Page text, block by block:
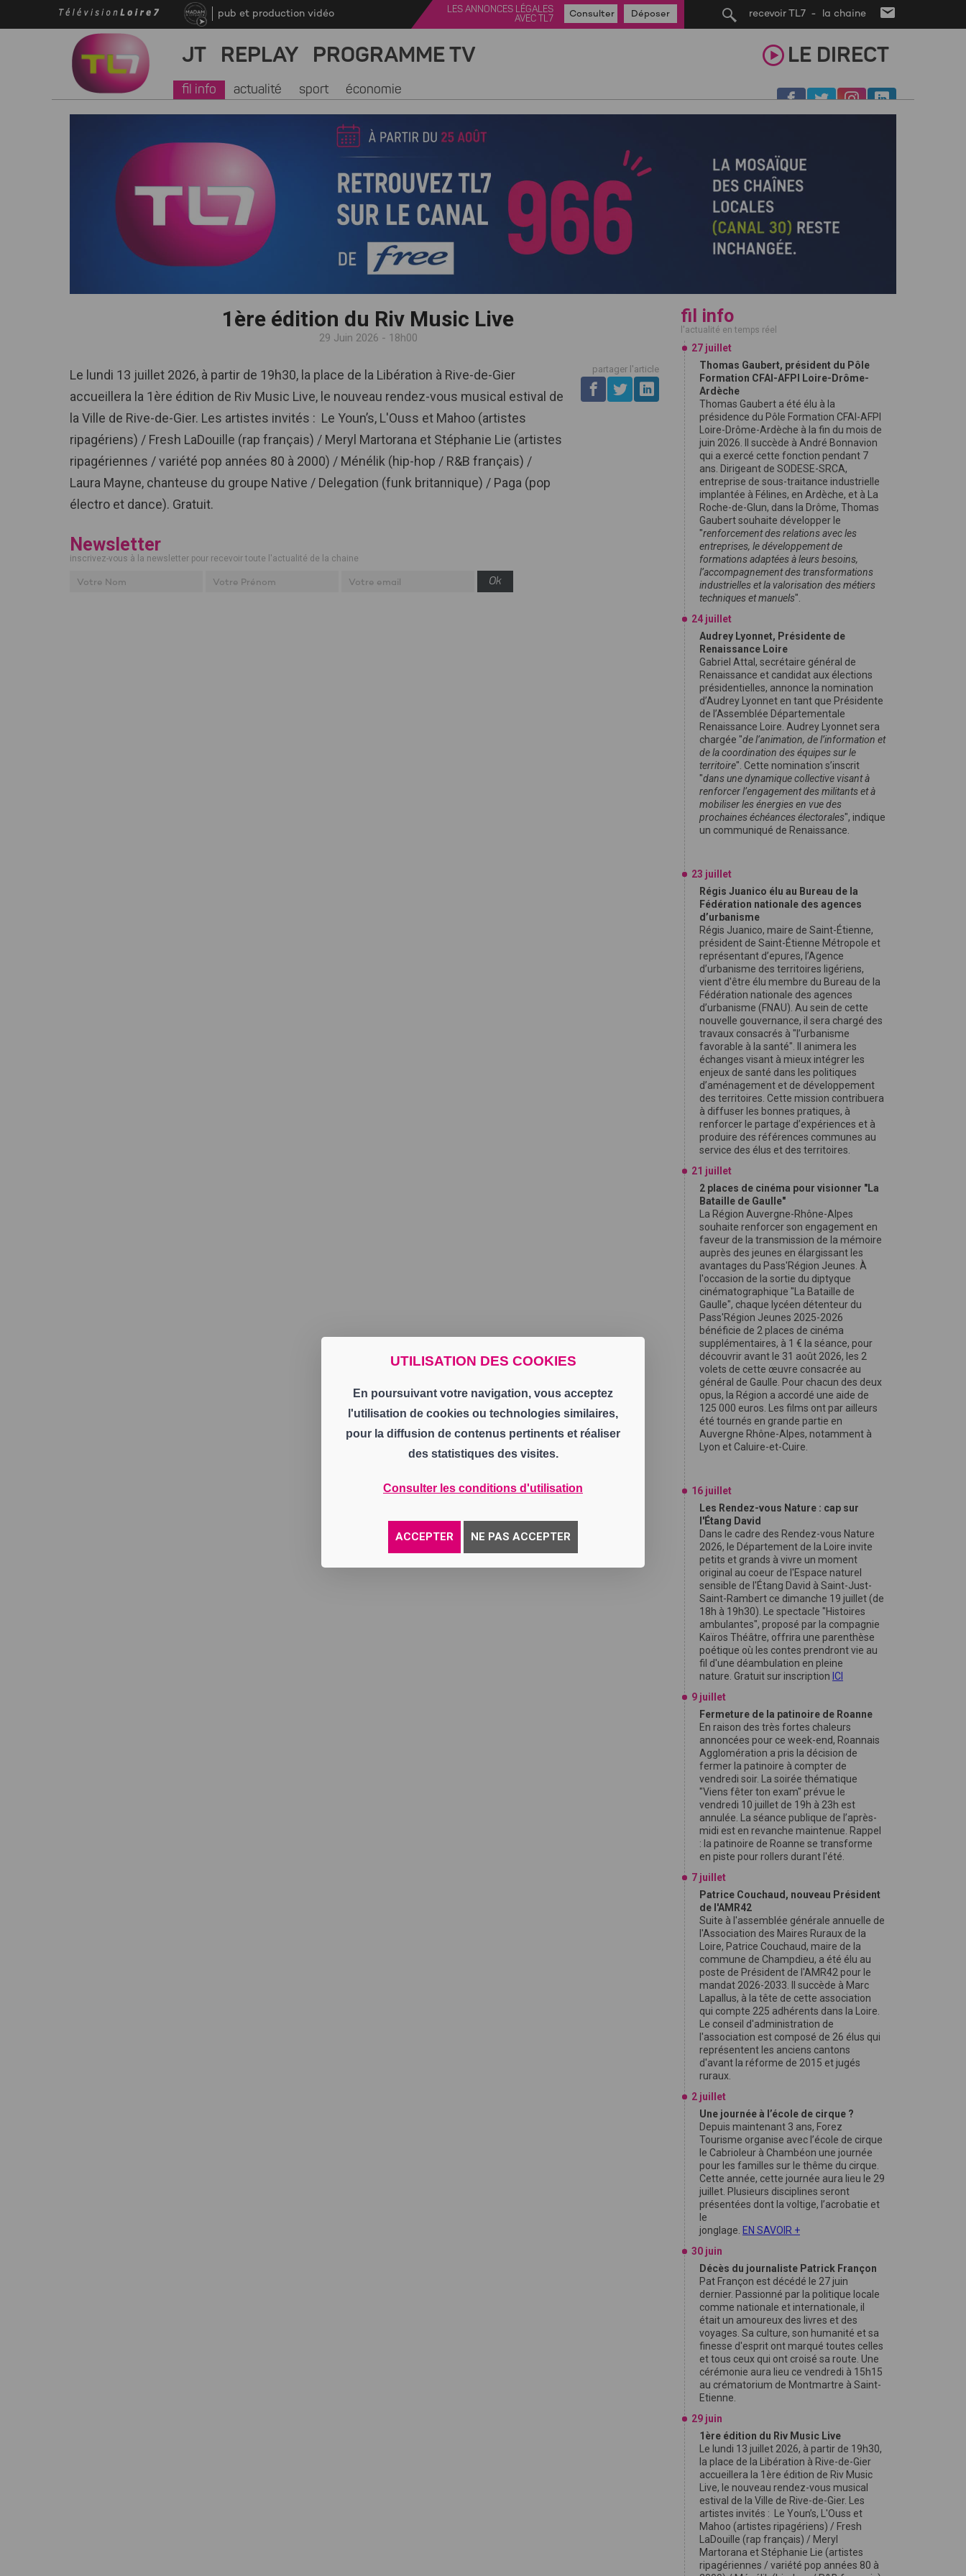
UTILISATION DES COOKIES
En poursuivant votre navigation, vous acceptez
l'utilisation de cookies ou technologies similaires,
pour la diffusion de contenus pertinents et réaliser
des statistiques des visites.
Consulter les conditions d'utilisation
ACCEPTER NE PAS ACCEPTER
recevoir TL7 - la chaine
pub et production vidéo
LES ANNONCES LÉGALES
AVEC TL7
Consulter Déposer
JT REPLAY PROGRAMME TV LE DIRECT
fil info actualité sport économie
1ère édition du Riv Music Live
29 Juin 2026 - 18h00
Le lundi 13 juillet 2026, à partir de 19h30, la place de la Libération à Rive-de-Gier
accueillera la 1ère édition de Riv Music Live, le nouveau rendez-vous musical estival de
la Ville de Rive-de-Gier. Les artistes invités : Le Youn’s, L'Ouss et Mahoo (artistes
ripagériens) / Fresh LaDouille (rap français) / Meryl Martorana et Stéphanie Lie (artistes
ripagériennes / variété pop années 80 à 2000) / Ménélik (hip-hop / R&B français) /
Laura Mayne, chanteuse du groupe Native / Delegation (funk britannique) / Paga (pop
électro et dance). Gratuit.
partager l'article
Newsletter
inscrivez-vous à la newsletter pour recevoir toute l'actualité de la chaine
Ok
fil info
l'actualité en temps réel
27 juillet
Thomas Gaubert, président du Pôle
Formation CFAI-AFPI Loire-Drôme-
Ardèche
Thomas Gaubert a été élu à la
présidence du Pôle Formation CFAI-AFPI
Loire-Drôme-Ardèche à la fin du mois de
juin 2026. Il succède à André Bonnavion
qui a exercé cette fonction pendant 7
ans. Dirigeant de SODESE-SRCA,
entreprise de sous-traitance industrielle
implantée à Félines, en Ardèche, et à La
Roche-de-Glun, dans la Drôme, Thomas
Gaubert souhaite développer le
"renforcement des relations avec les
entreprises, le développement de
formations adaptées à leurs besoins,
l’accompagnement des transformations
industrielles et la valorisation des métiers
techniques et manuels".
24 juillet
Audrey Lyonnet, Présidente de
Renaissance Loire
Gabriel Attal, secrétaire général de
Renaissance et candidat aux élections
présidentielles, annonce la nomination
d’Audrey Lyonnet en tant que Présidente
de l’Assemblée Départementale
Renaissance Loire. Audrey Lyonnet sera
chargée "de l’animation, de l’information et
de la coordination des équipes sur le
territoire". Cette nomination s’inscrit
"dans une dynamique collective visant à
renforcer l’engagement des militants et à
mobiliser les énergies en vue des
prochaines échéances électorales", indique
un communiqué de Renaissance.
23 juillet
Régis Juanico élu au Bureau de la
Fédération nationale des agences
d’urbanisme
Régis Juanico, maire de Saint-Étienne,
président de Saint-Étienne Métropole et
représentant d’epures, l’Agence
d’urbanisme des territoires ligériens,
vient d'être élu membre du Bureau de la
Fédération nationale des agences
d’urbanisme (FNAU). Au sein de cette
nouvelle gouvernance, il sera chargé des
travaux consacrés à "l’urbanisme
favorable à la santé". Il animera les
échanges visant à mieux intégrer les
enjeux de santé dans les politiques
d’aménagement et de développement
des territoires. Cette mission contribuera
à diffuser les bonnes pratiques, à
renforcer le partage d’expériences et à
produire des références communes au
service des élus et des territoires.
21 juillet
2 places de cinéma pour visionner "La
Bataille de Gaulle"
La Région Auvergne-Rhône-Alpes
souhaite renforcer son engagement en
faveur de la transmission de la mémoire
auprès des jeunes en élargissant les
avantages du Pass'Région Jeunes. À
l'occasion de la sortie du diptyque
cinématographique "La Bataille de
Gaulle", chaque lycéen détenteur du
Pass'Région Jeunes 2025-2026
bénéficie de 2 places de cinéma
supplémentaires, à 1 € la séance, pour
découvrir avant le 31 août 2026, les 2
volets de cette œuvre consacrée au
général de Gaulle. Pour chacun des deux
opus, la Région a accordé une aide de
125 000 euros. Les films ont par ailleurs
été tournés en grande partie en
Auvergne Rhône-Alpes, notamment à
Lyon et Caluire-et-Cuire.
16 juillet
Les Rendez-vous Nature : cap sur
l'Étang David
Dans le cadre des Rendez-vous Nature
2026, le Département de la Loire invite
petits et grands à vivre un moment
original au coeur de l'Espace naturel
sensible de l'Étang David à Saint-Just-
Saint-Rambert ce dimanche 19 juillet (de
18h à 19h30). Le spectacle "Histoires
ambulantes", proposé par la compagnie
Kaïros Théâtre, offrira une parenthèse
poétique où les contes prendront vie au
fil d'une déambulation en pleine
nature. Gratuit sur inscription ICI
9 juillet
Fermeture de la patinoire de Roanne
En raison des très fortes chaleurs
annoncées pour ce week-end, Roannais
Agglomération a pris la décision de
fermer la patinoire à compter de
vendredi soir. La soirée thématique
"Viens fêter ton exam" prévue le
vendredi 10 juillet de 19h à 23h est
annulée. La séance publique de l’après-
midi est en revanche maintenue. Rappel
: la patinoire de Roanne se transforme
en piste pour rollers durant l'été.
7 juillet
Patrice Couchaud, nouveau Président
de l'AMR42
Suite à l'assemblée générale annuelle de
l'Association des Maires Ruraux de la
Loire, Patrice Couchaud, maire de la
commune de Champdieu, a été élu au
poste de Président de l'AMR42 pour le
mandat 2026-2033. Il succède à Marc
Lapallus, à la tête de cette association
qui compte 225 adhérents dans la Loire.
Le conseil d'administration de
l'association est composé de 26 élus qui
représentent les anciens cantons
d'avant la réforme de 2015 et jugés
ruraux.
2 juillet
Une journée à l’école de cirque ?
Depuis maintenant 3 ans, Forez
Tourisme organise avec l’école de cirque
le Cabrioleur à Chambéon une journée
pour les familles sur le thême du cirque.
Cette année, cette journée aura lieu le 29
juillet. Plusieurs disciplines seront
présentées dont la voltige, l’acrobatie et
le
jonglage. EN SAVOIR +
30 juin
Décès du journaliste Patrick Françon
Pat Françon est décédé le 27 juin
dernier. Passionné par la politique locale
comme nationale et internationale, il
était un amoureux des livres et des
voyages. Sa culture, son humanité et sa
finesse d'esprit ont marqué toutes celles
et tous ceux qui ont croisé sa route. Une
cérémonie aura lieu ce vendredi à 15h15
au crématorium de Montmartre à Saint-
Etienne.
29 juin
1ère édition du Riv Music Live
Le lundi 13 juillet 2026, à partir de 19h30,
la place de la Libération à Rive-de-Gier
accueillera la 1ère édition de Riv Music
Live, le nouveau rendez-vous musical
estival de la Ville de Rive-de-Gier. Les
artistes invités : Le Youn’s, L'Ouss et
Mahoo (artistes ripagériens) / Fresh
LaDouille (rap français) / Meryl
Martorana et Stéphanie Lie (artistes
ripagériennes / variété pop années 80 à